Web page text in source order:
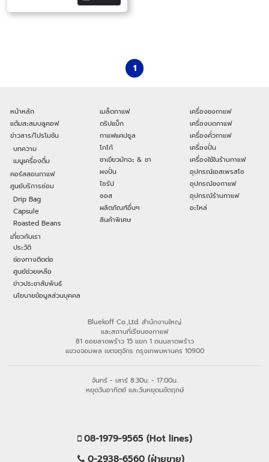
1
หน้าหลัก
แต้มสะสมบลูคอฟ
ข่าวสาร/โปรโมชัน
บทความ
เมนูเครื่องดื่ม
คอร์สสอนกาแฟ
ศูนย์บริการซ่อม
Drip Bag
Capsule
Roasted Beans
เกี่ยวกับเรา
ประวัติ
ช่องทางติดต่อ
ศูนย์ช่วยเหลือ
ข่าวประชาสัมพันธ์
นโยบายข้อมูลส่วนบุคคล
เมล็ดกาแฟ
ดริปแบ็ก
กาแฟแคปซูล
โกโก้
ชาเขียวมัทฉะ & ชา
ผงปั่น
ไซรัป
ซอส
ผลิตภัณฑ์อื่นๆ
สินค้าพิเศษ
เครื่องชงกาแฟ
เครื่องบดกาแฟ
เครื่องคั่วกาแฟ
เครื่องปั่น
เครื่องใช้ในร้านกาแฟ
อุปกรณ์เอสเพรสโซ
อุปกรณ์ชงกาแฟ
อุปกรณ์ร้านกาแฟ
อะไหล่
Bluekoff Co.,Ltd. สำนักงานใหญ่
และสถานที่เรียนชงกาแฟ
81 ซอยลาดพร้าว 15 แยก 1 ถนนลาดพร้าว
แขวงจอมพล เขตจตุจักร กรุงเทพมหานคร 10900
จันทร์ - เสาร์ 8:30น. - 17:00น.
หยุดวันอาทิตย์ และวันหยุดนขัตฤกษ์
08-1979-9565 (Hot lines)
0-2938-6560 (ฝ่ายขาย)